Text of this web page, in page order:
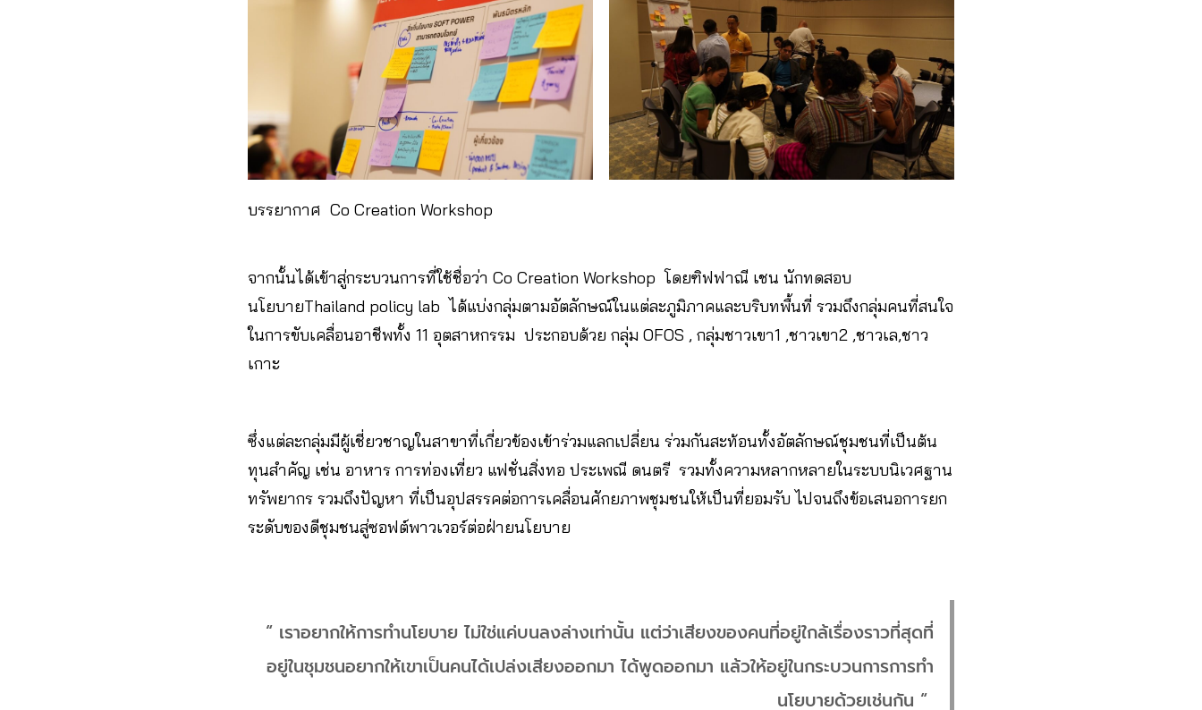
บรรยากาศ Co Creation Workshop
จากนั้นได้เข้าสู่กระบวนการที่ใช้ชื่อว่า Co Creation Workshop โดยฑิฟฟาณี เชน นักทดสอบ
นโยบายThailand policy lab ได้แบ่งกลุ่มตามอัตลักษณ์ในแต่ละภูมิภาคและบริบทพื้นที่ รวมถึงกลุ่มคนที่สนใจ
ในการขับเคลื่อนอาชีพทั้ง 11 อุตสาหกรรม ประกอบด้วย กลุ่ม OFOS , กลุ่มชาวเขา1 ,ชาวเขา2 ,ชาวเล,ชาว
เกาะ
ซึ่งแต่ละกลุ่มมีผู้เชี่ยวชาญในสาขาที่เกี่ยวข้องเข้าร่วมแลกเปลี่ยน ร่วมกันสะท้อนทั้งอัตลักษณ์ชุมชนที่เป็นต้น
ทุนสำคัญ เช่น อาหาร การท่องเที่ยว แฟชั่นสิ่งทอ ประเพณี ดนตรี รวมทั้งความหลากหลายในระบบนิเวศฐาน
ทรัพยากร รวมถึงปัญหา ที่เป็นอุปสรรคต่อการเคลื่อนศักยภาพชุมชนให้เป็นที่ยอมรับ ไปจนถึงข้อเสนอการยก
ระดับของดีชุมชนสู่ซอฟต์พาวเวอร์ต่อฝ่ายนโยบาย
“ เราอยากให้การทำนโยบาย ไม่ใช่แค่บนลงล่างเท่านั้น แต่ว่าเสียงของคนที่อยู่ใกล้เรื่องราวที่สุดที่
อยู่ในชุมชนอยากให้เขาเป็นคนได้เปล่งเสียงออกมา ได้พูดออกมา แล้วให้อยู่ในกระบวนการการทำ
นโยบายด้วยเช่นกัน “